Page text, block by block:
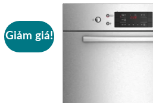
Giảm giá!